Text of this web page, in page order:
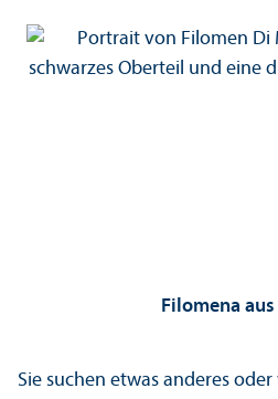
Filomena
Sie suchen etwas anderes